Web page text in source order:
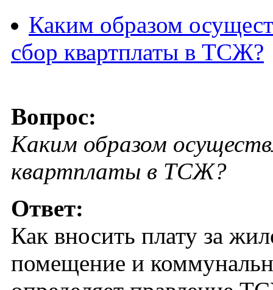
Каким образом
сбор квартплаты в ТСЖ?
Вопрос:
Каким образом
квартплаты в ТСЖ?
Ответ:
Как вносить плату за
помещение и